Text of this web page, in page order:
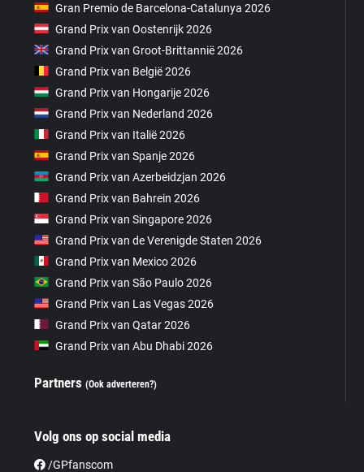
Gran Premio de Barcelona-Catalunya 2026
Grand Prix van Oostenrijk 2026
Grand Prix van Groot-Brittannië 2026
Grand Prix van België 2026
Grand Prix van Hongarije 2026
Grand Prix van Nederland 2026
Grand Prix van Italië 2026
Grand Prix van Spanje 2026
Grand Prix van Azerbeidzjan 2026
Grand Prix van Bahrein 2026
Grand Prix van Singapore 2026
Grand Prix van de Verenigde Staten 2026
Grand Prix van Mexico 2026
Grand Prix van São Paulo 2026
Grand Prix van Las Vegas 2026
Grand Prix van Qatar 2026
Grand Prix van Abu Dhabi 2026
Partners(Ook adverteren?)
Volg ons op social media
/GPfanscom